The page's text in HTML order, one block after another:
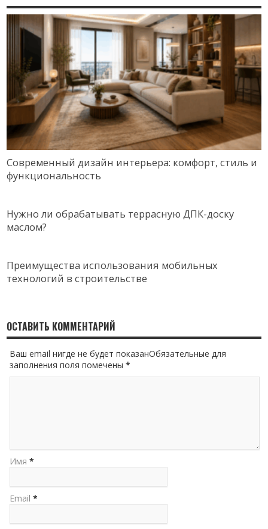
Современный дизайн интерьера: комфорт, стиль и
функциональность
Нужно ли обрабатывать террасную ДПК-доску
маслом?
Преимущества использования мобильных
технологий в строительстве
ОСТАВИТЬ КОММЕНТАРИЙ
Ваш email нигде не будет показанОбязательные для
заполнения поля помечены*
Имя *
Email *